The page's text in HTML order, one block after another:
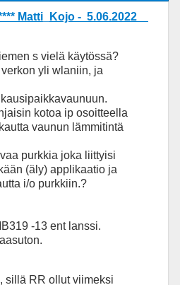
Matti_Kojo - 5.06.2022
s vielä käytössä?
yli wlaniin, ja
kotoa ip osoitteella
vaunun lämmitintä
purkkia joka liittyisi
(äly) applikaatio ja
i/o purkkiin.?
-13 ent lanssi.
sillä RR ollut viimeksi